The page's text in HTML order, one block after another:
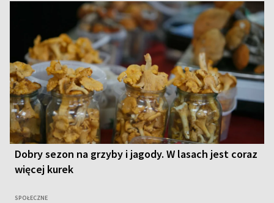
Dobry sezon na grzyby i jagody. W lasach jest coraz
więcej kurek
SPOŁECZNE